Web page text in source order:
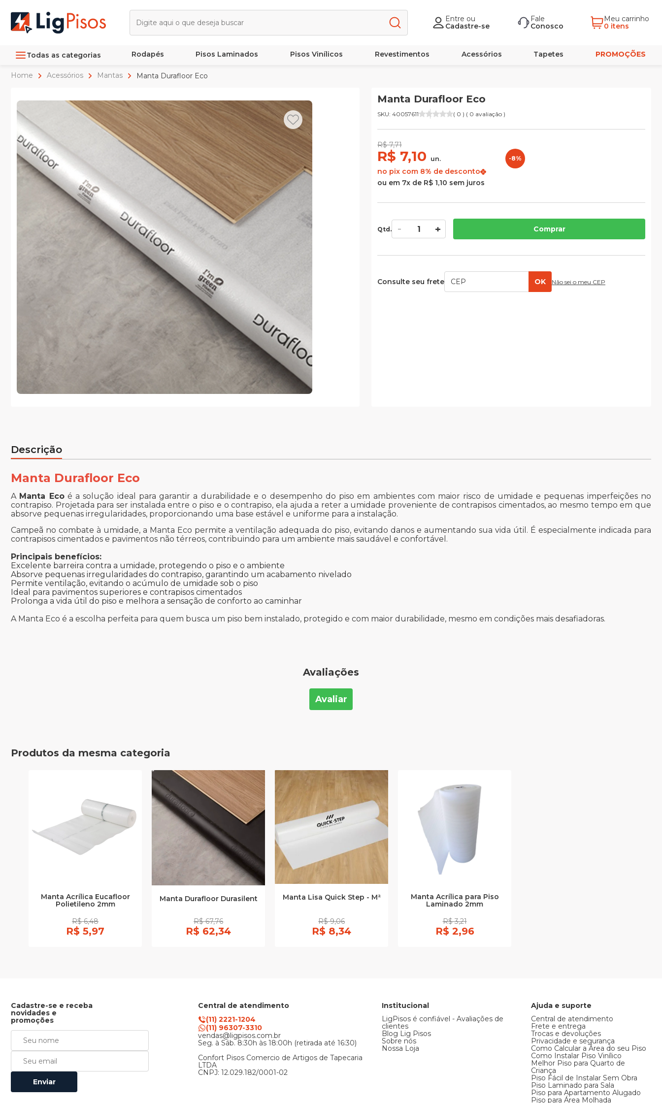
Entre ou
Cadastre-se
Fale
Conosco
Meu carrinho
0 itens
Todas as categorias Rodapés Pisos Laminados Pisos Vinílicos Revestimentos Acessórios Tapetes PROMOÇÕES
Home Acessórios Mantas Manta Durafloor Eco
Manta Durafloor Eco
SKU: 40057611 ( 0 ) ( 0 avaliação )
R$ 7,71
R$ 7,10 un.
no pix com 8% de desconto
-8%
ou em 7x de R$ 1,10 sem juros
Qtd. Comprar
Consulte seu frete OK Não sei o meu CEP
Descrição
Manta Durafloor Eco
A Manta Ecoé a solução ideal para garantir a durabilidade e o desempenho do piso em ambientes com maior risco de umidade e pequenas imperfeições no
contrapiso. Projetada para ser instalada entre o piso e o contrapiso, ela ajuda a reter a umidade proveniente de contrapisos cimentados, ao mesmo tempo em que
absorve pequenas irregularidades, proporcionando uma base estável e uniforme para a instalação.
Campeã no combate à umidade, a Manta Eco permite a ventilação adequada do piso, evitando danos e aumentando sua vida útil. É especialmente indicada para
contrapisos cimentados e pavimentos não térreos, contribuindo para um ambiente mais saudável e confortável.
Principais benefícios:
Excelente barreira contra a umidade, protegendo o piso e o ambiente
Absorve pequenas irregularidades do contrapiso, garantindo um acabamento nivelado
Permite ventilação, evitando o acúmulo de umidade sob o piso
Ideal para pavimentos superiores e contrapisos cimentados
Prolonga a vida útil do piso e melhora a sensação de conforto ao caminhar
A Manta Eco é a escolha perfeita para quem busca um piso bem instalado, protegido e com maior durabilidade, mesmo em condições mais desafiadoras.
Avaliações
Avaliar
Produtos da mesma categoria
Manta Acrílica Eucafloor
Polietileno 2mm
R$ 6,48
R$ 5,97
Manta Durafloor Durasilent
R$ 67,76
R$ 62,34
Manta Lisa Quick Step - M²
R$ 9,06
R$ 8,34
Manta Acrílica para Piso
Laminado 2mm
R$ 3,21
R$ 2,96
Cadastre-se e receba
novidades e
promoções
Enviar
Central de atendimento
(11) 2221-1204
(11) 96307-3310
vendas@ligpisos.com.br
Seg. à Sáb. 8:30h às 18:00h (retirada até 16:30)
Confort Pisos Comercio de Artigos de Tapecaria
LTDA
CNPJ: 12.029.182/0001-02
Institucional
LigPisos é confiável - Avaliações de
clientes
Blog Lig Pisos
Sobre nós
Nossa Loja
Ajuda e suporte
Central de atendimento
Frete e entrega
Trocas e devoluções
Privacidade e segurança
Como Calcular a Área do seu Piso
Como Instalar Piso Vinílico
Melhor Piso para Quarto de
Criança
Piso Fácil de Instalar Sem Obra
Piso Laminado para Sala
Piso para Apartamento Alugado
Piso para Área Molhada